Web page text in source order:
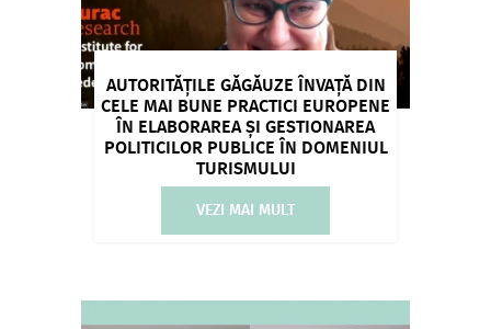
AUTORITĂȚILE GĂGĂUZE ÎNVAȚĂ DIN
CELE MAI BUNE PRACTICI EUROPENE
ÎN ELABORAREA ȘI GESTIONAREA
POLITICILOR PUBLICE ÎN DOMENIUL
TURISMULUI
VEZI MAI MULT